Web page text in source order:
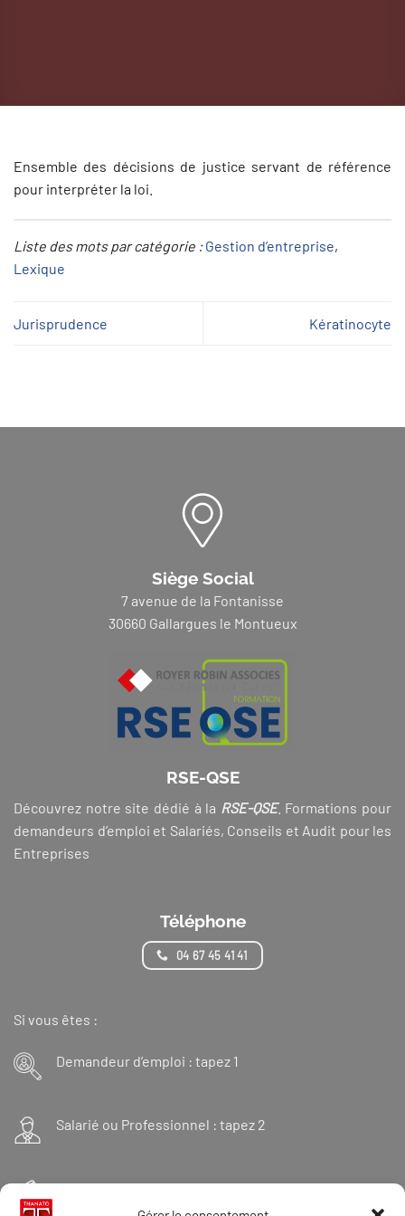
Ensemble des décisions de justice servant de référence
pour interpréter la loi.
Liste des mots par catégorie :Gestion d’entreprise
Lexique
Jurisprudence Kératinocyte
Siège Social
7 avenue de la Fontanisse
30660 Gallargues le Montueux
RSE-QSE
Découvrez notre site dédié à la RSE-QSE. Formations pour
demandeurs d’emploi et Salariés, Conseils et Audit pour les
Entreprises
Téléphone
04 67 45 41 41
Si vous êtes :
Demandeur d’emploi : tapez 1
Salarié ou Professionnel : tapez 2
Financeur : tapez 3